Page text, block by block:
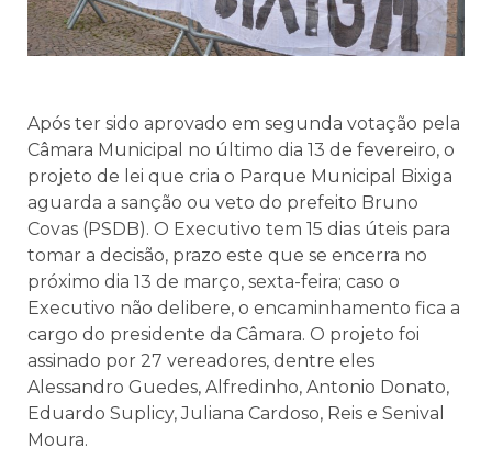
Após ter sido aprovado em segunda votação pela
Câmara Municipal no último dia 13 de fevereiro, o
projeto de lei que cria o Parque Municipal Bixiga
aguarda a sanção ou veto do prefeito Bruno
Covas (PSDB). O Executivo tem 15 dias úteis para
tomar a decisão, prazo este que se encerra no
próximo dia 13 de março, sexta-feira; caso o
Executivo não delibere, o encaminhamento fica a
cargo do presidente da Câmara. O projeto foi
assinado por 27 vereadores, dentre eles
Alessandro Guedes, Alfredinho, Antonio Donato,
Eduardo Suplicy, Juliana Cardoso, Reis e Senival
Moura.